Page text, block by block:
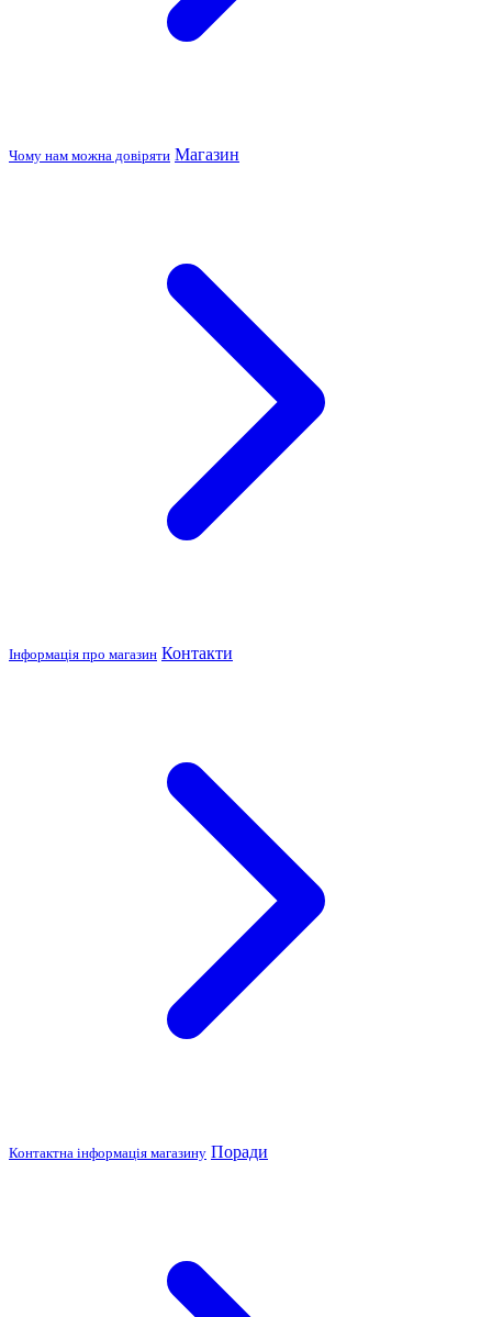
Чому нам можна довіряти Магазин
Інформація про магазин Контакти
Контактна інформація магазину Поради